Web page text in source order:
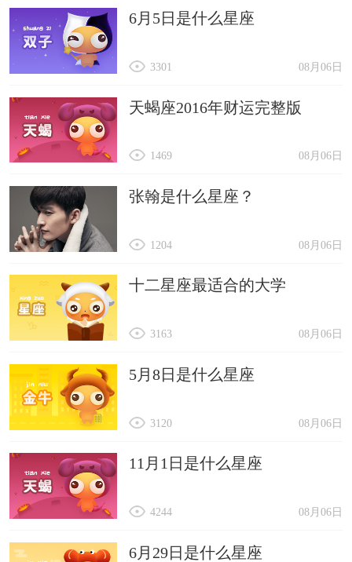
6月5日是什么星座
08月06日
3301
天蝎座2016年财运完整版
08月06日
1469
张翰是什么星座？
08月06日
1204
十二星座最适合的大学
08月06日
3163
5月8日是什么星座
08月06日
3120
11月1日是什么星座
08月06日
4244
6月29日是什么星座